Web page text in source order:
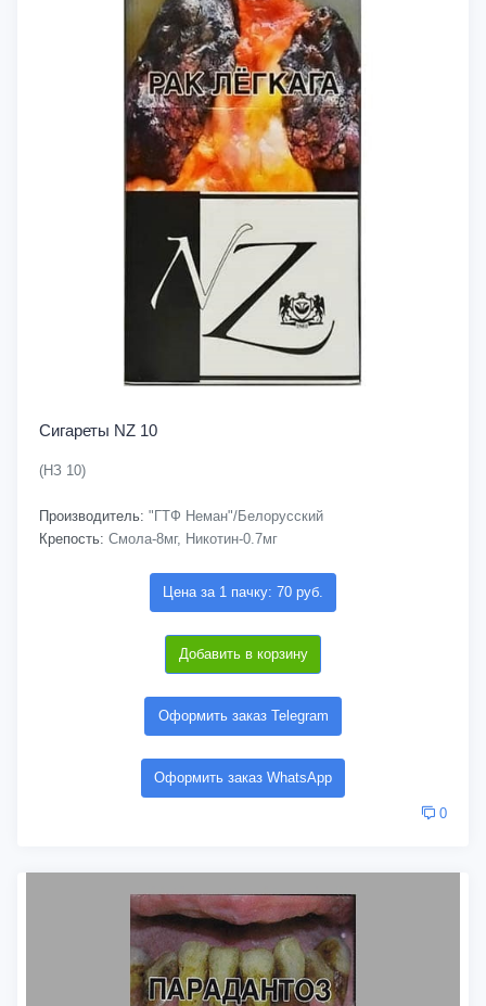
Сигареты NZ 10
(НЗ 10)
Производитель: "ГТФ Неман"/Белорусский
Крепость: Смола-8мг, Никотин-0.7мг
Цена за 1 пачку: 70 руб.
Добавить в корзину
Оформить заказ Telegram
Оформить заказ WhatsApp
0